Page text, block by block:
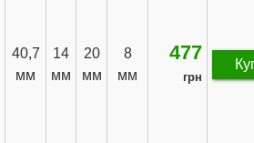
40,7
мм
14
мм
20
мм
8
мм
477
грн